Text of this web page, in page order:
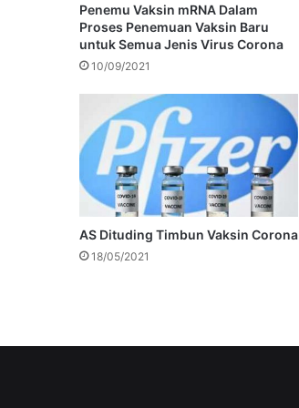
Penemu Vaksin mRNA Dalam
Proses Penemuan Vaksin Baru
untuk Semua Jenis Virus Corona
10/09/2021
AS Dituding Timbun Vaksin Corona
18/05/2021